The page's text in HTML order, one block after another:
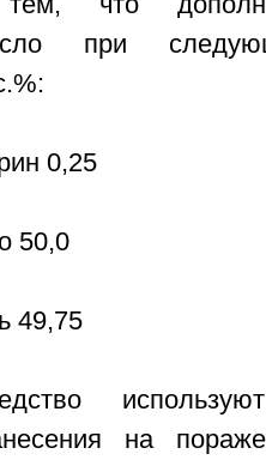
при
0,25
50,0
49,75
на